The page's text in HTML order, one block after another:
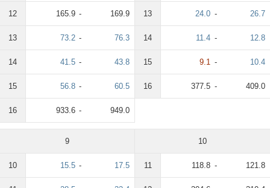
12 165.9 - 169.9
13 73.2 - 76.3
14 41.5 - 43.8
15 56.8 - 60.5
16 933.6 - 949.0
13 24.0 - 26.7
14 11.4 - 12.8
15 9.1 - 10.4
16 377.5 - 409.0
9
10 15.5 - 17.5
10
11 118.8 - 121.8